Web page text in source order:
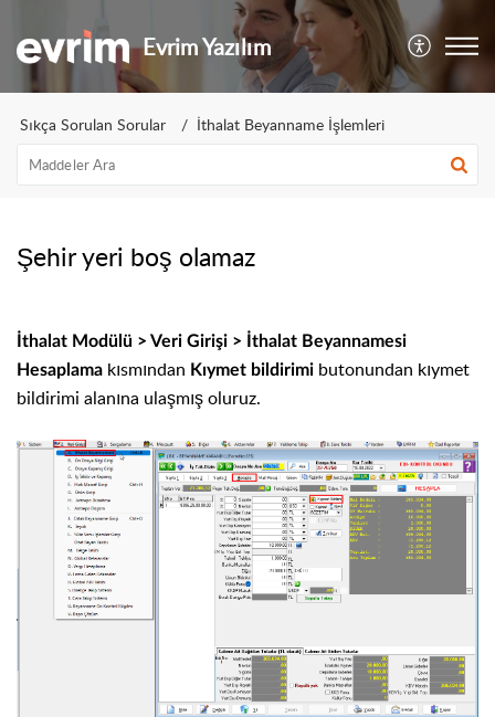
Evrim Yazılım
Sıkça Sorulan Sorular İthalat Beyanname İşlemleri
Şehir yeri boş olamaz
İthalat Modülü > Veri Girişi > İthalat Beyannamesi
Hesaplama kısmından Kıymet bildirimi butonundan kıymet
bildirimi alanına ulaşmış oluruz.